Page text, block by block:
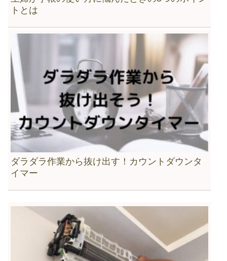
トとは
ダラダラ作業から抜け出す！カウントダウンタ
イマー